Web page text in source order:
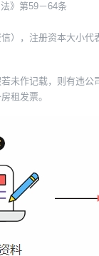
》第59－64条
），注册资本大小代
未作记载，则有违公
租发票。